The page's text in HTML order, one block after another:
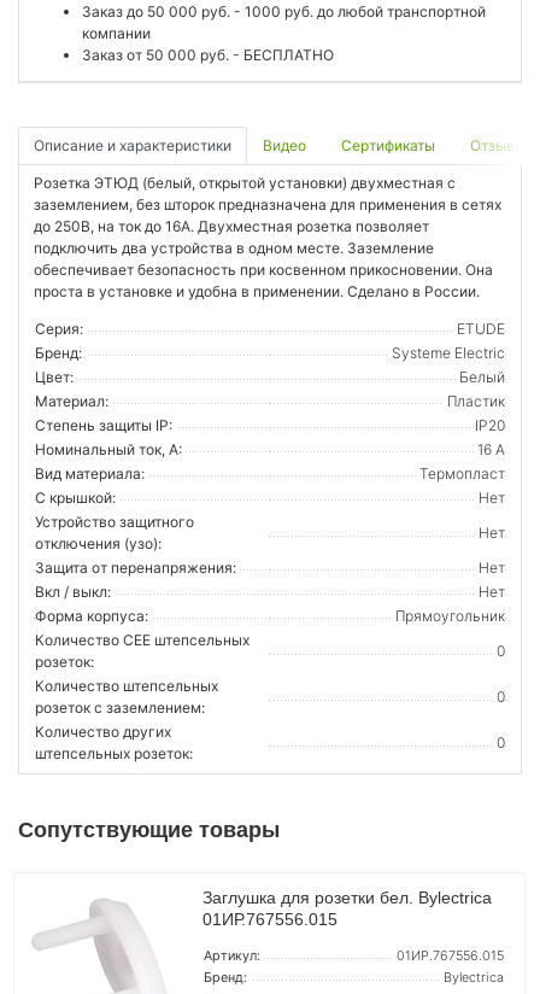
Заказ до 50 000 руб. - 1000 руб. до любой транспортной
компании
Заказ от 50 000 руб. - БЕСПЛАТНО
Описание и характеристики Видео Сертификаты Отзывы
Розетка ЭТЮД (белый, открытой установки) двухместная с
заземлением, без шторок предназначена для применения в сетях
до 250В, на ток до 16А. Двухместная розетка позволяет
подключить два устройства в одном месте. Заземление
обеспечивает безопасность при косвенном прикосновении. Она
проста в установке и удобна в применении. Сделано в России.
Серия:
ETUDE
Бренд:
Systeme Electric
Цвет:
Белый
Материал:
Пластик
Степень защиты IP:
IP20
Номинальный ток, А:
16 А
Вид материала:
Термопласт
С крышкой:
Нет
Устройство защитного
отключения (узо):
Нет
Защита от перенапряжения:
Нет
Вкл / выкл:
Нет
Форма корпуса:
Прямоугольник
Количество CEE штепсельных
розеток:
0
Количество штепсельных
розеток с заземлением:
0
Количество других
штепсельных розеток:
0
Сопутствующие товары
Заглушка для розетки бел. Bylectrica
01ИР.767556.015
Артикул:
01ИР.767556.015
Бренд:
Bylectrica